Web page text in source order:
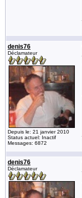
denis76
Déclamateur
Depuis le: 21 janvier 2010
Status actuel: Inactif
Messages: 6872
denis76
Déclamateur